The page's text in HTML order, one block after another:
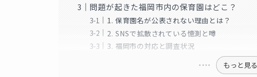
問題が起きた福岡市内の保育園はどこ？
1. 保育園名が公表されない理由とは？
2. SNSで拡散されている憶測と噂
3. 福岡市の対応と調査状況
もっと見る